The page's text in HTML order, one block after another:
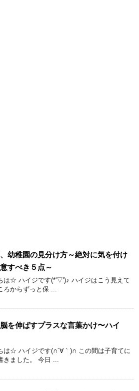
幼稚園の見分け方～絶対に気を付け
すべき５点～
は☆ ハイジです(*'▽')♪ ハイジはこう見えて
ろからずっと保 ...
を伸ばすプラスな言葉かけ〜ハイ
は☆ ハイジです(∩´∀｀)∩ この間は子育てに
きました。 今日 ...